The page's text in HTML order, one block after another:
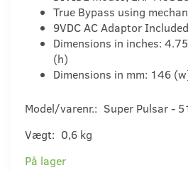
True Bypass using
9VDC AC Adaptor
Dimensions in inches:
(h)
Dimensions in mm: 146
Model/varenr.: Super Pulsar -
Vægt: 0,6 kg
På lager